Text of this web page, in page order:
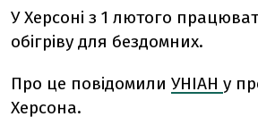
У Херсоні з 1 лютого
обігріву для бездомних.
Про це повідомили УНІАН у
Херсона.